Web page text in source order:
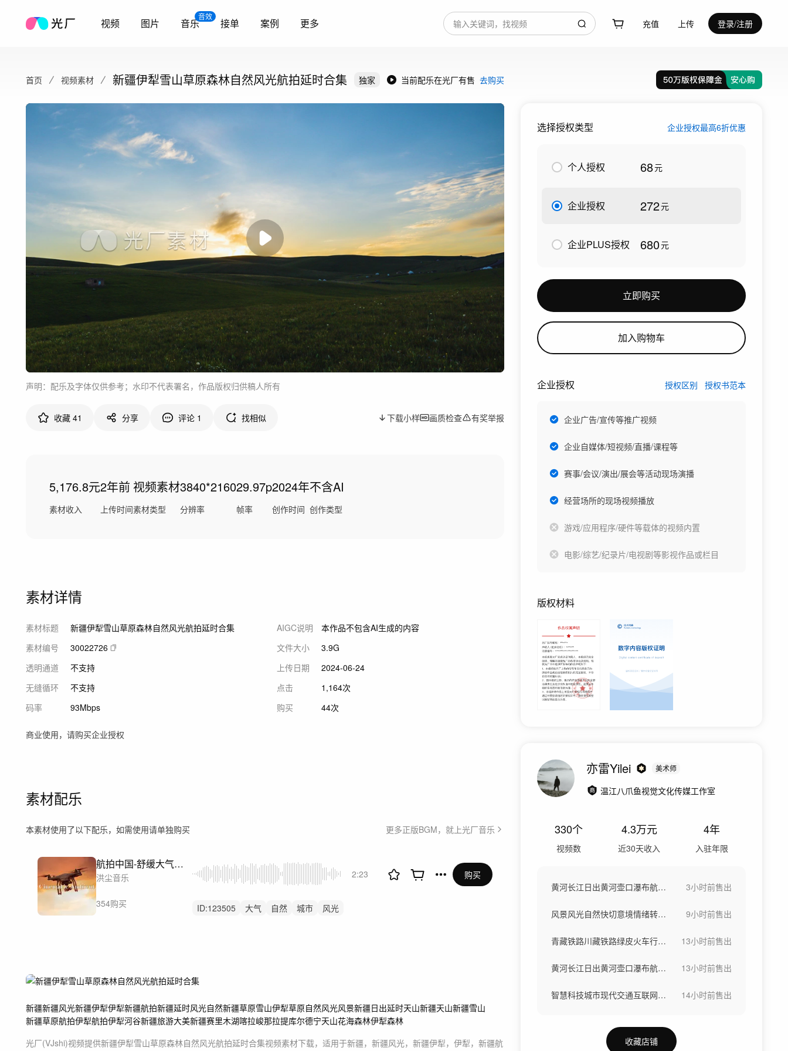
视频 图片
音效
音乐 接单 案例 更多 充值 上传 登录/注册
首页 视频素材 新疆伊犁雪山草原森林自然风光航拍延时合集 独家 当前配乐在光厂有售 去购买
声明：配乐及字体仅供参考；水印不代表署名，作品版权归供稿人所有
收藏 41 分享 评论 1 找相似 下载小样 画质检查 有奖举报
5,176.8元
素材收入
2年前
上传时间
视频素材
素材类型
3840*2160
分辨率
29.97p
帧率
2024年
创作时间
不含AI
创作类型
素材详情
素材标题
新疆伊犁雪山草原森林自然风光航拍延时合集
素材编号
30022726
透明通道
不支持
无缝循环
不支持
码率
93Mbps
AIGC说明
本作品不包含AI生成的内容
文件大小
3.9G
上传日期
2024-06-24
点击
1,164次
购买
44次
商业使用，请购买企业授权
素材配乐
本素材使用了以下配乐，如需使用请单独购买 更多正版BGM，就上光厂音乐
航拍中国-舒缓大气希望上升
洪尘音乐
354购买
2:23
ID:123505 大气 自然 城市
风光
购买
新疆新疆风光新疆伊犁伊犁新疆航拍新疆延时风光自然新疆草原雪山伊犁草原自然风光风景新疆日出延时天山新疆天山新疆雪山
新疆草原航拍伊犁航拍伊犁河谷新疆旅游大美新疆赛里木湖喀拉峻那拉提库尔德宁天山花海森林伊犁森林
光厂(VJshi)视频提供新疆伊犁雪山草原森林自然风光航拍延时合集视频素材下载，适用于新疆，新疆风光，新疆伊犁，伊犁，新疆航
选择授权类型 企业授权最高6折优惠
个人授权 68元
企业授权 272元
企业PLUS授权 680元
立即购买
加入购物车
企业授权 授权区别 授权书范本
企业广告/宣传等推广视频
企业自媒体/短视频/直播/课程等
赛事/会议/演出/展会等活动现场演播
经营场所的现场视频播放
游戏/应用程序/硬件等载体的视频内置
电影/综艺/纪录片/电视剧等影视作品或栏目
版权材料
亦雷Yilei 美术师
温江八爪鱼视觉文化传媒工作室
330个
视频数
4.3万元
近30天收入
4年
入驻年限
黄河长江日出黄河壶口瀑布航拍河水汹涌奔涌 3小时前售出
风景风光自然快切意境情绪转场空镜头快节奏 9小时前售出
青藏铁路川藏铁路绿皮火车行驶铁路货运列车 13小时前售出
黄河长江日出黄河壶口瀑布航拍河水汹涌奔涌 13小时前售出
智慧科技城市现代交通互联网5G数字城市 14小时前售出
收藏店铺